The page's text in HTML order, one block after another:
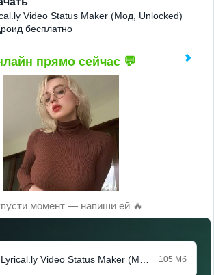
Video Status Maker (Мод, Unlocked)
бесплатно
прямо сейчас 💬
момент — напиши ей 🔥
105 Мб